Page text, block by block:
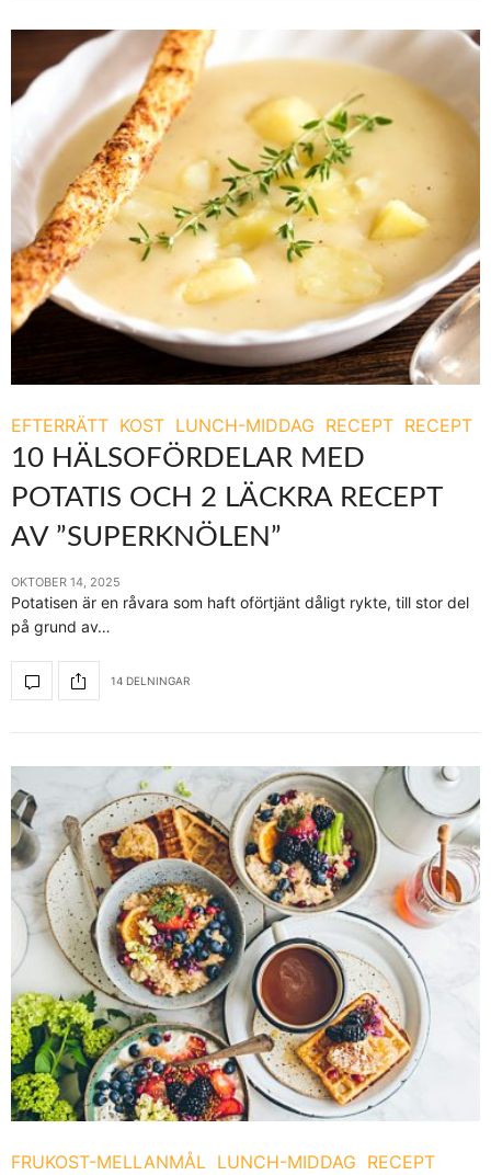
EFTERRÄTT KOST LUNCH-MIDDAG RECEPT RECEPT
10 HÄLSOFÖRDELAR MED
POTATIS OCH 2 LÄCKRA RECEPT
AV ”SUPERKNÖLEN”
OKTOBER 14, 2025
Potatisen är en råvara som haft oförtjänt dåligt rykte, till stor del
på grund av…
14 DELNINGAR
FRUKOST-MELLANMÅL LUNCH-MIDDAG RECEPT